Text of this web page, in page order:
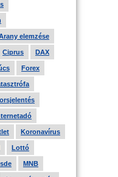
elemzése
Ciprus DAX
Forex
Koronavírus
Lottó
MNB